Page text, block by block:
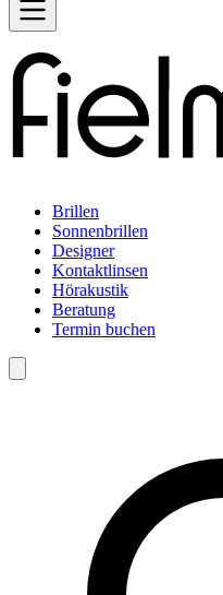
Brillen
Sonnenbrillen
Designer
Kontaktlinsen
Hörakustik
Beratung
Termin buchen